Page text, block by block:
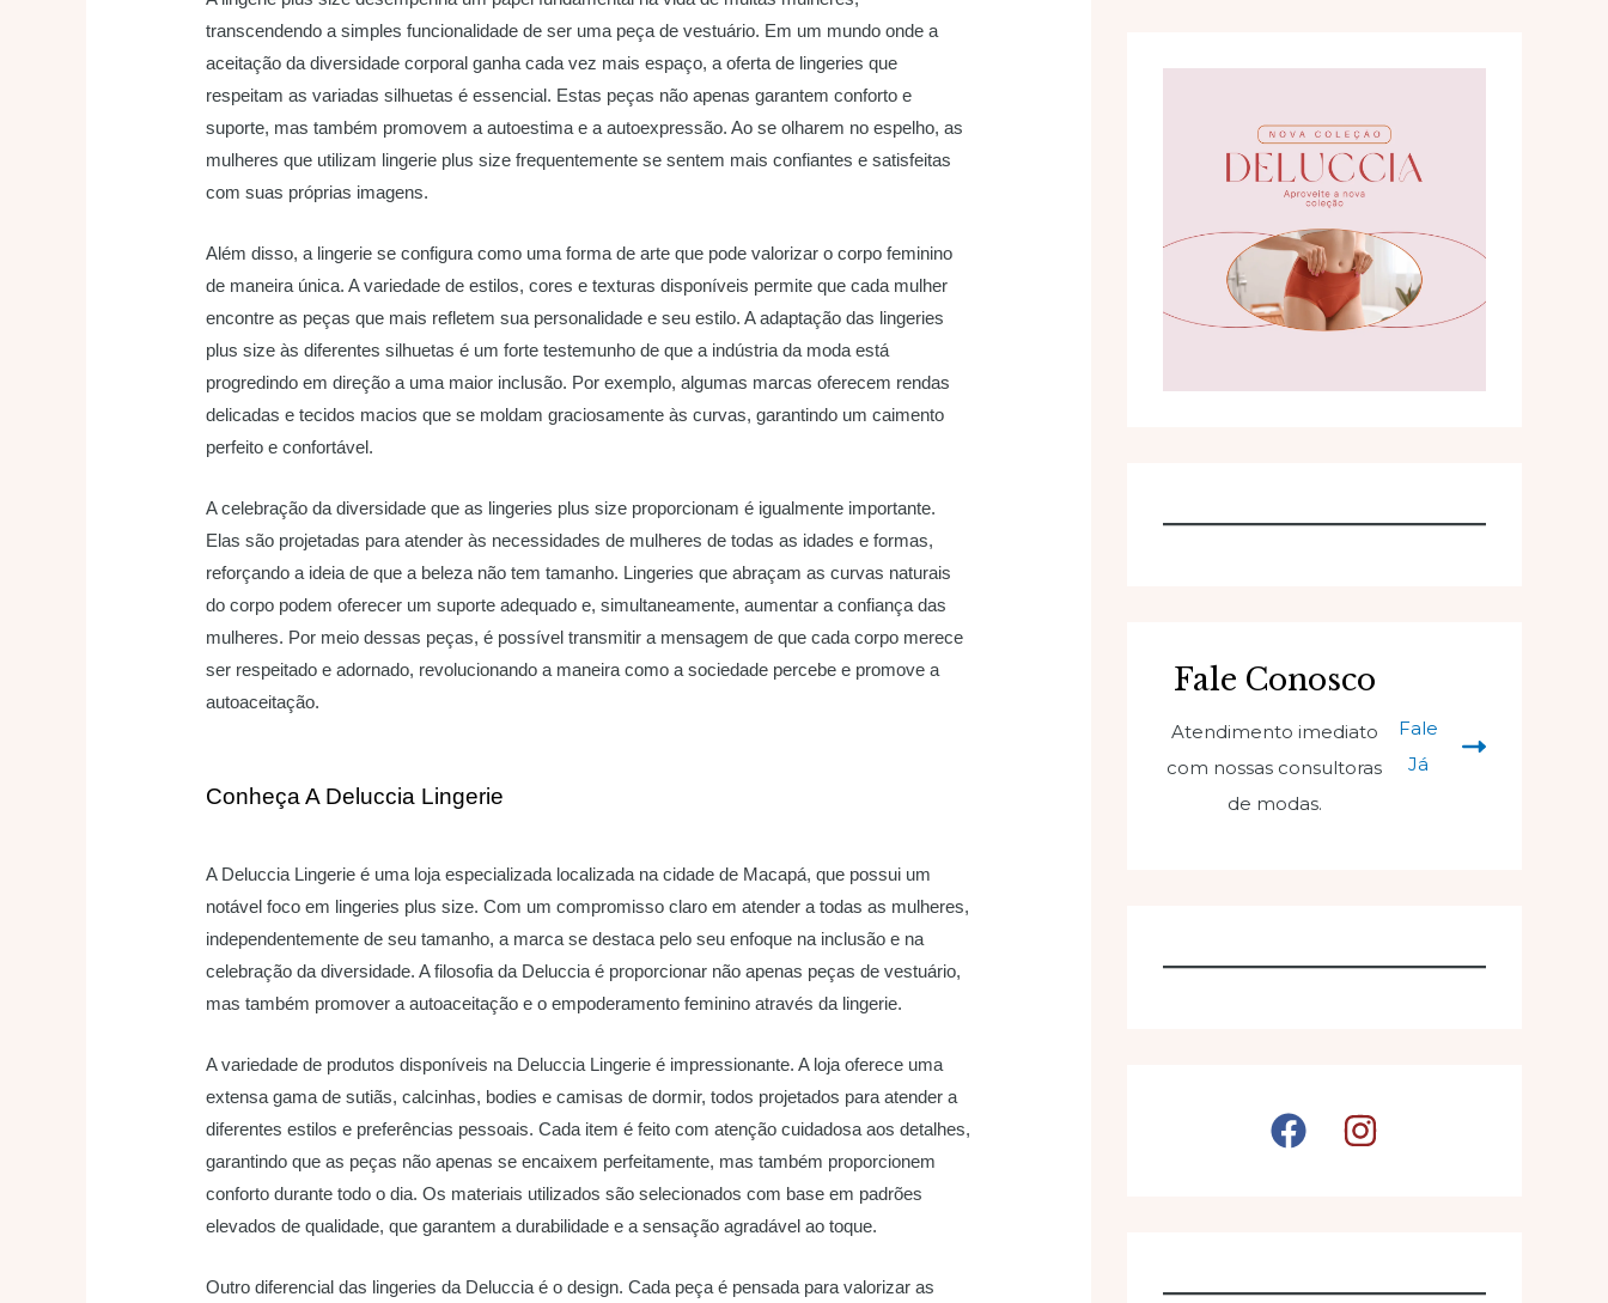
transcendendo a simples funcionalidade de ser uma peça de vestuário. Em um mundo onde a
aceitação da diversidade corporal ganha cada vez mais espaço, a oferta de lingeries que
respeitam as variadas silhuetas é essencial. Estas peças não apenas garantem conforto e
suporte, mas também promovem a autoestima e a autoexpressão. Ao se olharem no espelho, as
mulheres que utilizam lingerie plus size frequentemente se sentem mais confiantes e satisfeitas
com suas próprias imagens.
Além disso, a lingerie se configura como uma forma de arte que pode valorizar o corpo feminino
de maneira única. A variedade de estilos, cores e texturas disponíveis permite que cada mulher
encontre as peças que mais refletem sua personalidade e seu estilo. A adaptação das lingeries
plus size às diferentes silhuetas é um forte testemunho de que a indústria da moda está
progredindo em direção a uma maior inclusão. Por exemplo, algumas marcas oferecem rendas
delicadas e tecidos macios que se moldam graciosamente às curvas, garantindo um caimento
perfeito e confortável.
A celebração da diversidade que as lingeries plus size proporcionam é igualmente importante.
Elas são projetadas para atender às necessidades de mulheres de todas as idades e formas,
reforçando a ideia de que a beleza não tem tamanho. Lingeries que abraçam as curvas naturais
do corpo podem oferecer um suporte adequado e, simultaneamente, aumentar a confiança das
mulheres. Por meio dessas peças, é possível transmitir a mensagem de que cada corpo merece
ser respeitado e adornado, revolucionando a maneira como a sociedade percebe e promove a
autoaceitação.
Conheça A Deluccia Lingerie
A Deluccia Lingerie é uma loja especializada localizada na cidade de Macapá, que possui um
notável foco em lingeries plus size. Com um compromisso claro em atender a todas as mulheres,
independentemente de seu tamanho, a marca se destaca pelo seu enfoque na inclusão e na
celebração da diversidade. A filosofia da Deluccia é proporcionar não apenas peças de vestuário,
mas também promover a autoaceitação e o empoderamento feminino através da lingerie.
A variedade de produtos disponíveis na Deluccia Lingerie é impressionante. A loja oferece uma
extensa gama de sutiãs, calcinhas, bodies e camisas de dormir, todos projetados para atender a
diferentes estilos e preferências pessoais. Cada item é feito com atenção cuidadosa aos detalhes,
garantindo que as peças não apenas se encaixem perfeitamente, mas também proporcionem
conforto durante todo o dia. Os materiais utilizados são selecionados com base em padrões
elevados de qualidade, que garantem a durabilidade e a sensação agradável ao toque.
Outro diferencial das lingeries da Deluccia é o design. Cada peça é pensada para valorizar as
Fale Conosco
Atendimento imediato
com nossas consultoras
de modas.
Fale
Já